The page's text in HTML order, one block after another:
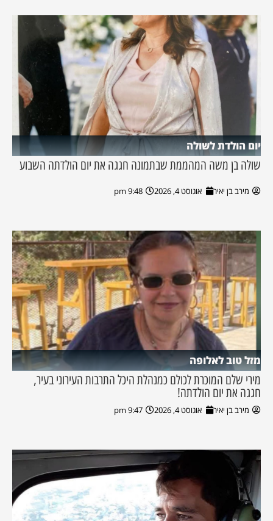
יום הולדת לשולה
שולה בן משה המהממת שבתמונה חגגה את יום הולדתה השבוע
מירב בן יאיר אוגוסט 4, 2026 9:48 pm
מזל טוב לאלופה
מירי שלם המוכרת לכולם כמנהלת היכל התרבות העירוני בעיר,
חגגה את יום הולדתה!
מירב בן יאיר אוגוסט 4, 2026 9:47 pm